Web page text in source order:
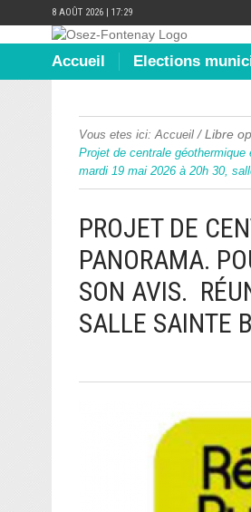
8 AOÛT 2026 | 17:29
Accueil Elections
Vous etes ici: Accueil /Libre
Projet de centrale
mardi 19 mai 2026 à 20h 30,
PROJET DE
PANORAMA.
SON AVIS.
SALLE SAINTE